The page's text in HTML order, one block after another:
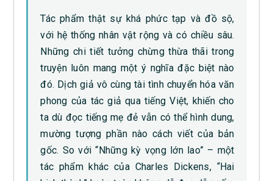
Tác phẩm thật sự khá phức tạp và đồ sộ,
với hệ thống nhân vật rộng và có chiều sâu.
Những chi tiết tưởng chừng thừa thãi trong
truyện luôn mang một ý nghĩa đặc biệt nào
đó. Dịch giả vô cùng tài tình chuyển hóa văn
phong của tác giả qua tiếng Việt, khiến cho
ta dù đọc tiếng mẹ đẻ vẫn có thể hình dung,
mường tượng phần nào cách viết của bản
gốc. So với “Những kỳ vọng lớn lao” – một
tác phẩm khác của Charles Dickens, “Hai